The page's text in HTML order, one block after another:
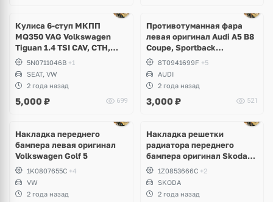
Кулиса 6-ступ МКПП
MQ350 VAG Volkswagen
Tiguan 1.4 TSI CAV, CTH,
Sharan, Seat Alhambra
5N0711046B +1
SEAT, VW
2 года назад
5,000 ₽ 699
Противотуманная фара
левая оригинал Audi A5 B8
Coupe, Sportback
рестайлинг
8T0941699F +5
AUDI
2 года назад
3,000 ₽ 521
Накладка переднего
бампера левая оригинал
Volkswagen Golf 5
1K0807655C +4
VW
2 года назад
Накладка решетки
радиатора переднего
бампера оригинал Skoda
Octavia A5
1Z0853666C +2
SKODA
2 года назад